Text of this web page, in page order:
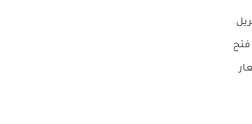
الداخلية رقم 1338-18 الصادر في 8 شعبان 1439 (25 أبريل
فتح